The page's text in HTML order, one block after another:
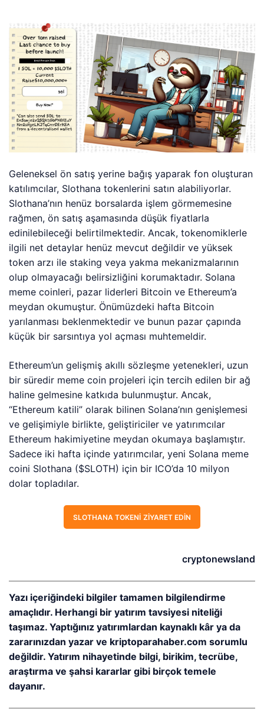
Geleneksel ön satış yerine bağış yaparak fon oluşturan
katılımcılar, Slothana tokenlerini satın alabiliyorlar.
Slothana’nın henüz borsalarda işlem görmemesine
rağmen, ön satış aşamasında düşük fiyatlarla
edinilebileceği belirtilmektedir. Ancak, tokenomiklerle
ilgili net detaylar henüz mevcut değildir ve yüksek
token arzı ile staking veya yakma mekanizmalarının
olup olmayacağı belirsizliğini korumaktadır. Solana
meme coinleri, pazar liderleri Bitcoin ve Ethereum’a
meydan okumuştur. Önümüzdeki hafta Bitcoin
yarılanması beklenmektedir ve bunun pazar çapında
küçük bir sarsıntıya yol açması muhtemeldir.
Ethereum’un gelişmiş akıllı sözleşme yetenekleri, uzun
bir süredir meme coin projeleri için tercih edilen bir ağ
haline gelmesine katkıda bulunmuştur. Ancak,
“Ethereum katili” olarak bilinen Solana’nın genişlemesi
ve gelişimiyle birlikte, geliştiriciler ve yatırımcılar
Ethereum hakimiyetine meydan okumaya başlamıştır.
Sadece iki hafta içinde yatırımcılar, yeni Solana meme
coini Slothana ($SLOTH) için bir ICO’da 10 milyon
dolar topladılar.
SLOTHANA TOKENI ZIYARET EDIN
cryptonewsland
Yazı içeriğindeki bilgiler tamamen bilgilendirme
amaçlıdır. Herhangi bir yatırım tavsiyesi niteliği
taşımaz. Yaptığınız yatırımlardan kaynaklı kâr ya da
zararınızdan yazar ve kriptoparahaber.com sorumlu
değildir. Yatırım nihayetinde bilgi, birikim, tecrübe,
araştırma ve şahsi kararlar gibi birçok temele
dayanır.